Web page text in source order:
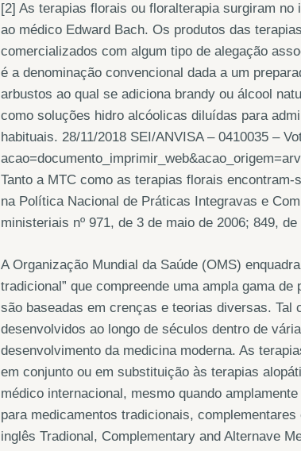
[2] As terapias florais ou floralterapia surgiram
ao médico Edward Bach. Os produtos das
comercializados com algum tipo de alegação
é a denominação convencional dada a um
arbustos ao qual se adiciona brandy ou álcool
como soluções hidro alcóolicas diluídas para
habituais. 28/11/2018 SEI/ANVISA – 0410035 –
Tanto a MTC como as terapias florais
na Política Nacional de Práticas Integravas e
ministeriais nº 971, de 3 de maio de 2006; 849,
A Organização Mundial da Saúde (OMS)
tradicional” que compreende uma ampla gama
são baseadas em crenças e teorias diversas.
desenvolvidos ao longo de séculos dentro de
desenvolvimento da medicina moderna. As
em conjunto ou em substituição às terapias
médico internacional, mesmo quando
para medicamentos tradicionais,
inglês Tradional, Complementary and Alternave